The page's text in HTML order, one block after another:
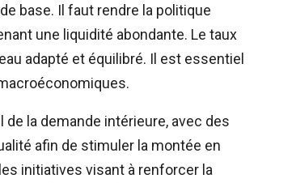
base. Il faut rendre la politique
une liquidité abondante. Le taux
adapté et équilibré. Il est essentiel
la demande intérieure, avec des
afin de stimuler la montée en
initiatives visant à renforcer la